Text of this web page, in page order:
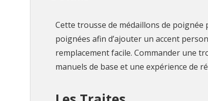
Cette trousse de médaillons de
poignées afin d’ajouter un accent
remplacement facile. Commander une
manuels de base et une expérience de